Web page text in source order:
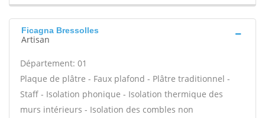
Ficagna Bressolles
Artisan
Département: 01
Plaque de plâtre - Faux plafond - Plâtre traditionnel -
Staff - Isolation phonique - Isolation thermique des
murs intérieurs - Isolation des combles non